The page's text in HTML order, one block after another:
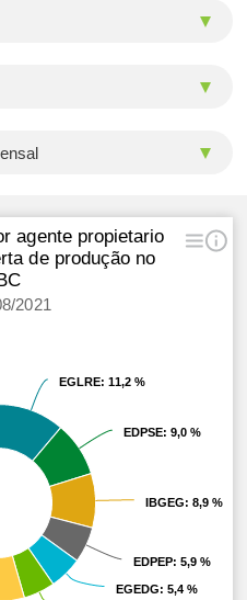
agente propietario
de produção no
2021
EGLRE: 11,2 %
EGLRE: 11,2 %
EDPSE: 9,0 %
EDPSE: 9,0 %
IBGEG: 8,9 %
IBGEG: 8,9 %
EDPEP: 5,9 %
EDPEP: 5,9 %
EGEDG: 5,4 %
EGEDG: 5,4 %